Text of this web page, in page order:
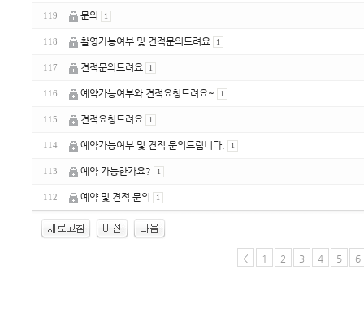
119 문의 1
118 촬영가능여부 및 견적문의드려요 1
117 견적문의드려요 1
116 예약가능여부와 견적요청드려요~ 1
115 견적요청드려요 1
114 예약가능여부 및 견적 문의드립니다. 1
113 예약 가능한가요? 1
112 예약 및 견적 문의 1
< 1 2 3 4 5 6